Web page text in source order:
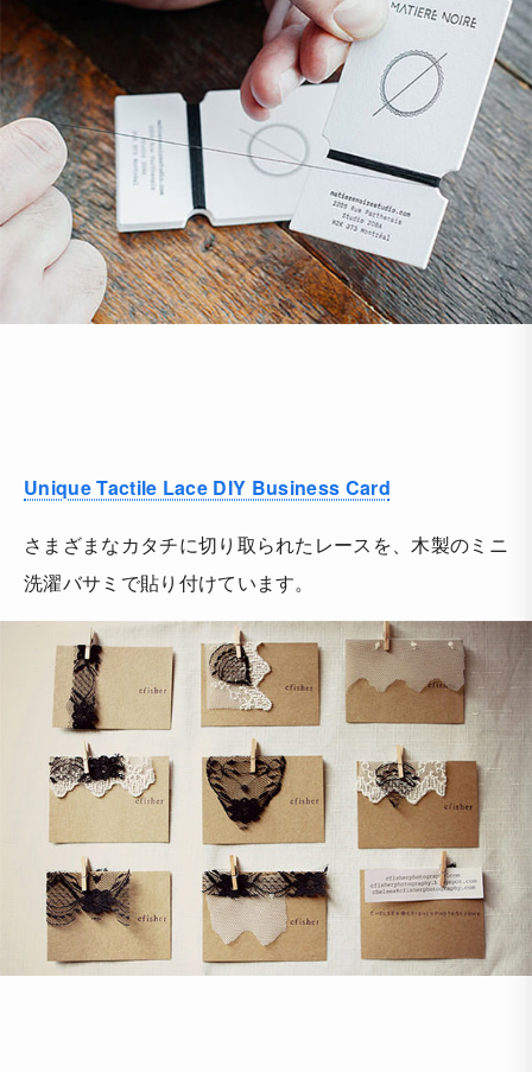
Unique Tactile Lace DIY Business Card
さまざまなカタチに切り取られたレースを、木製のミニ
洗濯バサミで貼り付けています。